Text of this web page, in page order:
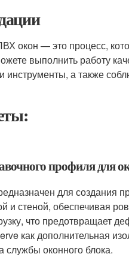
окон — это процесс,
выполнить работу
инструменты, а также
профиля для
для создания
и стеной, обеспечивая
что предотвращает
как дополнительная
службы оконного блока.